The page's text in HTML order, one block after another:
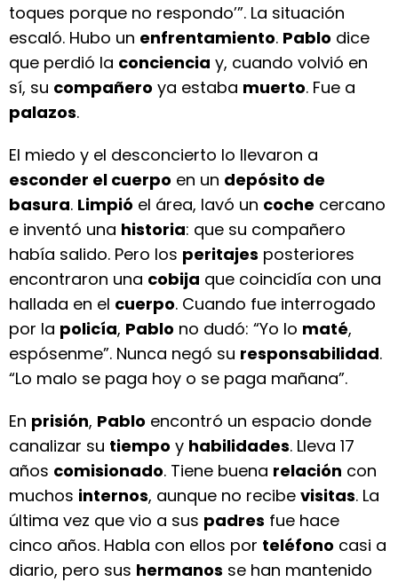
toques porque no respondo’”. La situación
escaló. Hubo un enfrentamiento. Pablo dice
que perdió la conciencia y, cuando volvió en
sí, su compañero ya estaba muerto. Fue a
palazos.
El miedo y el desconcierto lo llevaron a
esconder el cuerpo en un depósito de
basura. Limpió el área, lavó un coche cercano
e inventó una historia: que su compañero
había salido. Pero los peritajes posteriores
encontraron una cobija que coincidía con una
hallada en el cuerpo. Cuando fue interrogado
por la policía, Pablo no dudó: “Yo lo maté,
espósenme”. Nunca negó su responsabilidad.
“Lo malo se paga hoy o se paga mañana”.
En prisión, Pablo encontró un espacio donde
canalizar su tiempo y habilidades. Lleva 17
años comisionado. Tiene buena relación con
muchos internos, aunque no recibe visitas. La
última vez que vio a sus padres fue hace
cinco años. Habla con ellos por teléfono casi a
diario, pero sus hermanos se han mantenido